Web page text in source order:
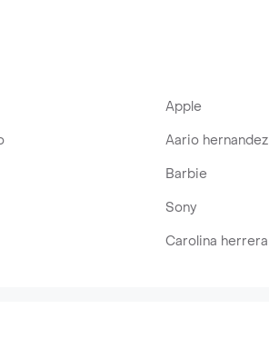
Apple
Aario hernandez
Barbie
Sony
Carolina herrera